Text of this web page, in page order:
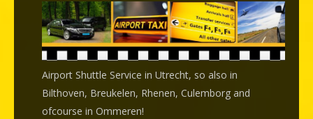
Airport Shuttle Service in Utrecht, so also in
Bilthoven, Breukelen, Rhenen, Culemborg and
ofcourse in Ommeren!